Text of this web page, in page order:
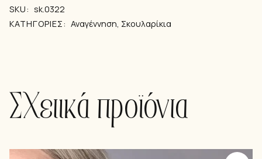
SKU: sk.0322
ΚΑΤΗΓΟΡΊΕΣ: Αναγέννηση, Σκουλαρίκια
Σχετικά προϊόντα